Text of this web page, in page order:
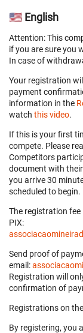
🇺🇸 English
Attention: This
if you are sure you
In case of
Your registration
payment
information in the
watch this video.
If this is your first
compete. Please
Competitors
document with
you arrive 30
scheduled to begin.
The registration fee
PIX:
Send proof of
email:
Registration will
confirmation of
Registrations on
By registering, you